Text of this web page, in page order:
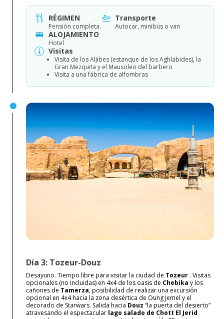
RÉGIMEN
Pensión completa.
Transporte
Autocar, minibús o van
ALOJAMIENTO
Hotel
Visitas
Visita de los Aljibes (estanque de los Aghlabides), la
Gran Mezquita y el Mausoleo del barbero
Visita a una fábrica de alfombras
Día 3: Tozeur-Douz
Desayuno. Tiempo libre para visitar la ciudad de Tozeur . Visitas
opcionales (no incluidas) en 4x4 de los oasis de Chebika y los
cañones de Tamerza, posibilidad de realizar una excursión
opcional en 4x4 hacia la zona desértica de Oung Jemel y el
decorado de Starwars. Salida hacia Douz “la puerta del desierto”
atravesando el espectacular lago salado de Chott El Jerid